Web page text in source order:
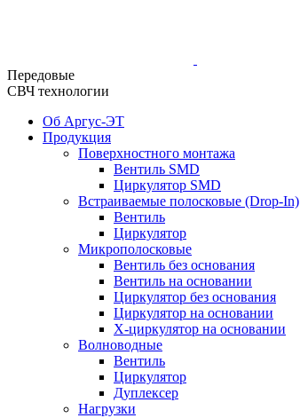
Передовые
СВЧ технологии
Об Аргус-ЭТ
Продукция
Поверхностного монтажа
Вентиль SMD
Циркулятор SMD
Встраиваемые полосковые (Drop-In)
Вентиль
Циркулятор
Микрополосковые
Вентиль без основания
Вентиль на основании
Циркулятор без основания
Циркулятор на основании
Х-циркулятор на основании
Волноводные
Вентиль
Циркулятор
Дуплексер
Нагрузки